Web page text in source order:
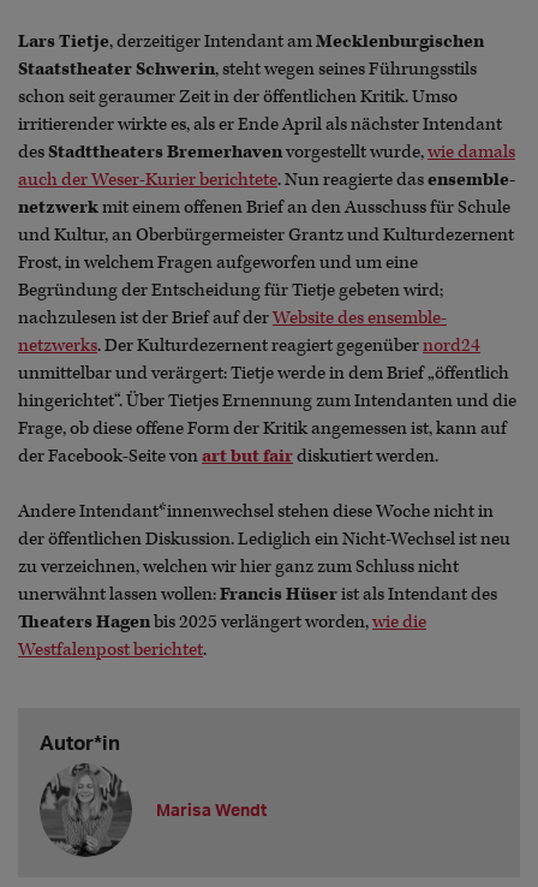
Lars Tietje, derzeitiger Intendant amMecklenburgischen
Staatstheater Schwerin, steht wegen seines Führungsstils
schon seit geraumer Zeit in der öffentlichen Kritik. Umso
irritierender wirkte es, als er Ende April als nächster Intendant
desStadttheaters Bremerhavenvorgestellt wurde,wie damals
auch der Weser-Kurier berichtete. Nun reagierte dasensemble-
netzwerkmit einem offenen Brief an den Ausschuss für Schule
und Kultur, an Oberbürgermeister Grantz und Kulturdezernent
Frost, in welchem Fragen aufgeworfen und um eine
Begründung der Entscheidung für Tietje gebeten wird;
nachzulesen ist der Brief auf derWebsite des ensemble-
netzwerks. Der Kulturdezernent reagiert gegenübernord24
unmittelbar und verärgert: Tietje werde in dem Brief „öffentlich
hingerichtet“. Über Tietjes Ernennung zum Intendanten und die
Frage, ob diese offene Form der Kritik angemessen ist, kann auf
der Facebook-Seite vonart but fairdiskutiert werden.
Andere Intendant*innenwechsel stehen diese Woche nicht in
der öffentlichen Diskussion. Lediglich ein Nicht-Wechsel ist neu
zu verzeichnen, welchen wir hier ganz zum Schluss nicht
unerwähnt lassen wollen:Francis Hüserist als Intendant des
Theaters Hagenbis 2025 verlängert worden,wie die
Westfalenpost berichtet.
Autor*in
Marisa Wendt